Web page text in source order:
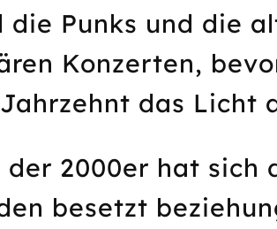
die Punks und die
Konzerten,
das Licht
der 2000er hat sich
besetzt